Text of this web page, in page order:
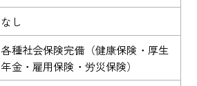
なし
各種社会保険完備（健康保険・厚生
年金・雇用保険・労災保険）